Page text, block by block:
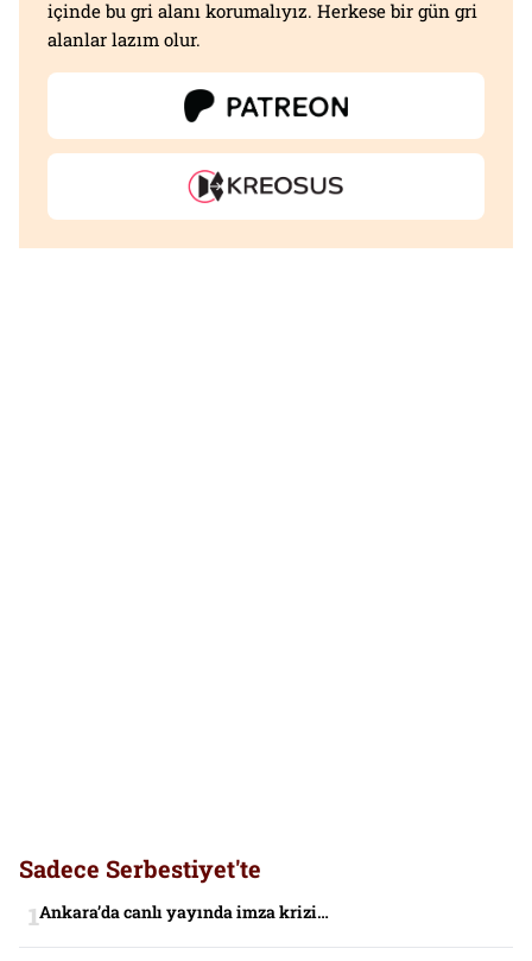
içinde bu gri alanı korumalıyız. Herkese bir gün gri
alanlar lazım olur.
Sadece Serbestiyet'te
Ankara’da canlı yayında imza krizi…